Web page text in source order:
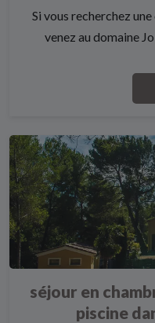
Si vous recherchez
venez au domaine
séjour en
piscine